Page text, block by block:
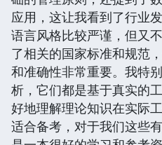
应用，这让我看到了行业
语言风格比较严谨，但又
了相关的国家标准和规范
和准确性非常重要。我特
析，它们都是基于真实的
好地理解理论知识在实际
适合备考，对于我们这些